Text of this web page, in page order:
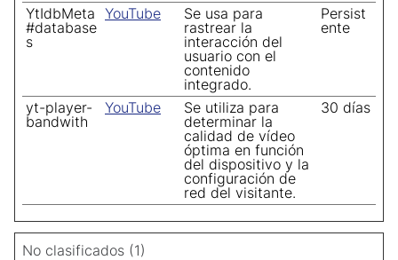
YtIdbMeta
#database
s
YouTube
Se usa para
rastrear la
interacción del
usuario con el
contenido
integrado.
Persist
ente
yt-player-
bandwith
YouTube
Se utiliza para
determinar la
calidad de vídeo
óptima en función
del dispositivo y la
configuración de
red del visitante.
30 días
No clasificados (1)